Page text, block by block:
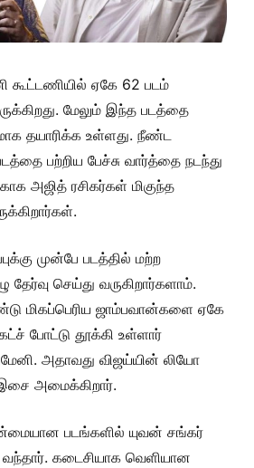
கூட்டணியில் ஏகே 62 படம்
மேலும் இந்த படத்தை
தயாரிக்க உள்ளது. நீண்ட
பற்றிய பேச்சு வார்த்தை நடந்து
அஜித் ரசிகர்கள் மிகுந்த
முன்பே படத்தில் மற்ற
தேர்வு செய்து வருகிறார்களாம்.
மிகப்பெரிய ஜாம்பவான்களை ஏகே
போட்டு தூக்கி உள்ளார்
அதாவது விஜய்யின் லியோ
அமைக்கிறார்.
படங்களில் யுவன் சங்கர்
கடைசியாக வெளியான